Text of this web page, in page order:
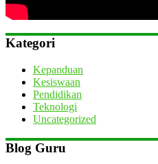
Kategori
Kepanduan
Kesiswaan
Pendidikan
Teknologi
Uncategorized
Blog Guru